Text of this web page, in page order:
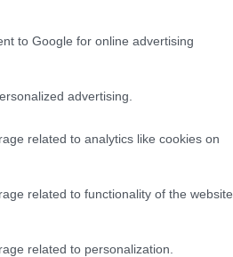
to Google for online advertising
advertising.
related to analytics like cookies on
related to functionality of the website
related to personalization.
kedvence
kérnek. Az északi parton
a berendezés jár. Tihanyban
tónál pedig szintén 100 millió
már az árak: kisebb
pedig 10 millió forint körül